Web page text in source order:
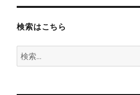
検索はこちら
検
索: